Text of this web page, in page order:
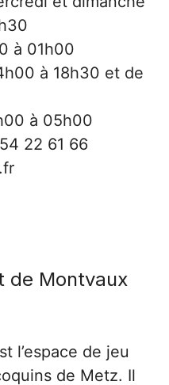
à 01h00
à 18h30 et de
à 05h00
22 61 66
de Montvaux
l’espace de jeu
de Metz. Il